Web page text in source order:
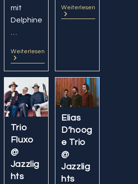
mit
Delphine
WeiterlesenOak
Weiterlesen
&
Alvise
Seggi
@
Jazzlights
Trio
Fluxo
@
Jazzlig
hts
Elias
D‘hoog
e Trio
@
Jazzlig
hts